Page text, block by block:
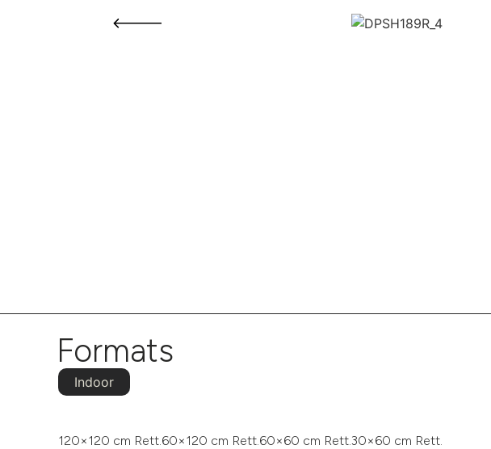
Formats
Indoor
120×120 cm Rett.60×120 cm Rett.60×60 cm Rett.30×60 cm Rett.